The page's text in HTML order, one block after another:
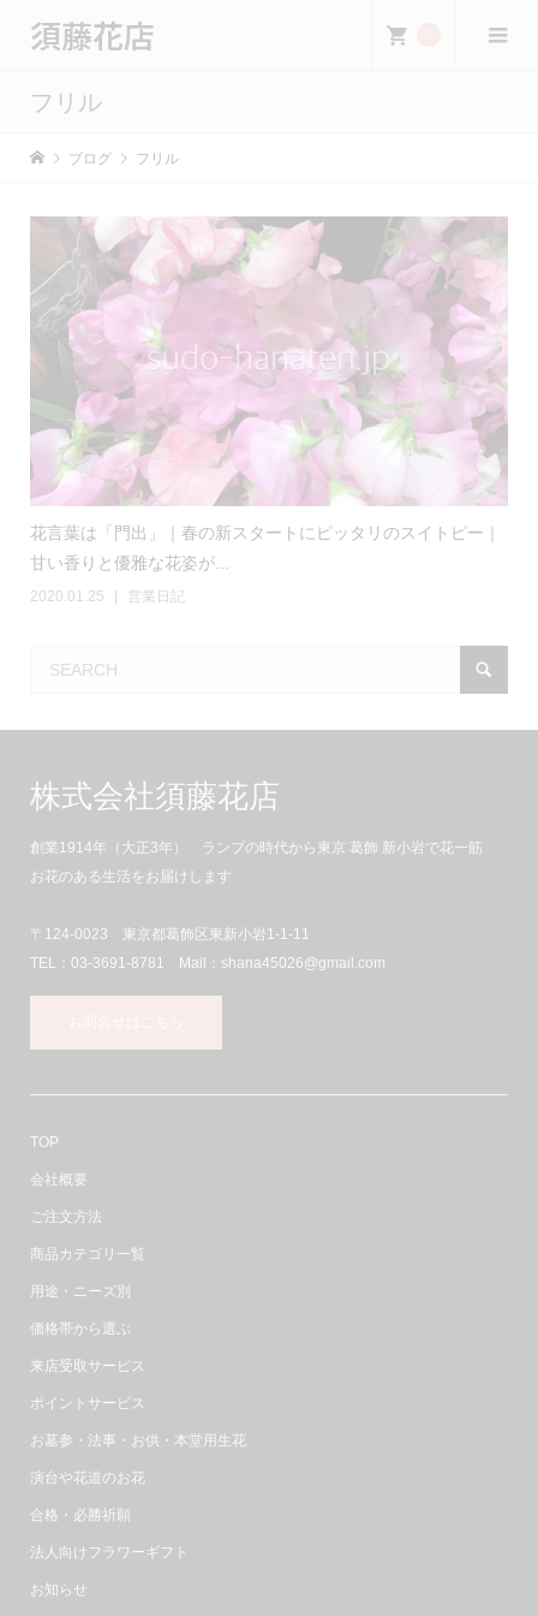
須藤花店
フリル
ブログ フリル
花言葉は「門出」｜春の新スタートにピッタリのスイトピー｜
甘い香りと優雅な花姿が...
2020.01.25 営業日記
株式会社須藤花店
創業1914年（大正3年） ランプの時代から東京 葛飾 新小岩で花一筋
お花のある生活をお届けします
〒124-0023 東京都葛飾区東新小岩1-1-11
TEL：03-3691-8781 Mail：shana45026@gmail.com
TOP
会社概要
ご注文方法
商品カテゴリ一覧
用途・ニーズ別
価格帯から選ぶ
来店受取サービス
ポイントサービス
お墓参・法事・お供・本堂用生花
演台や花道のお花
合格・必勝祈願
法人向けフラワーギフト
お知らせ